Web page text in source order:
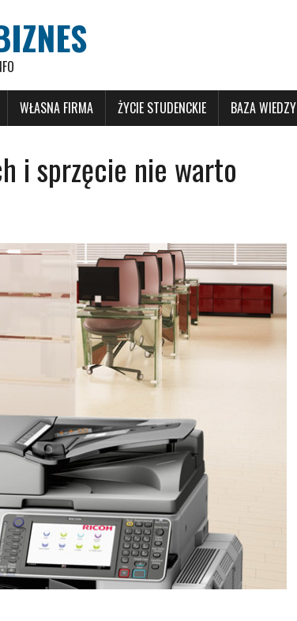
WŁASNA FIRMA ŻYCIE STUDENCKIE BAZA WIEDZY
i sprzęcie nie warto